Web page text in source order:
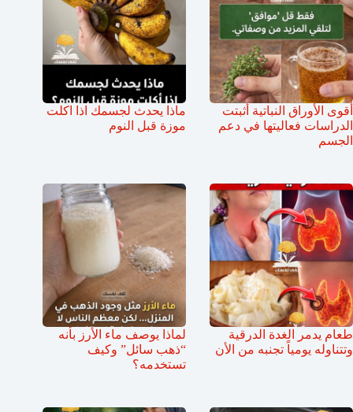
أقوى الأوراق النباتية أثبتت
الدراسات فعاليتها في دعم
الجسم
ماذا يحدث لجسمك اذا اكلت
موزة قبل النوم
طعام يدمر الغدة الدرقية
وتتناوله يومياً تجنبه من الأن
لماذا يوصف ماء الأرز بأنه
“ذهب سائل” وكيف
تستخدمه؟